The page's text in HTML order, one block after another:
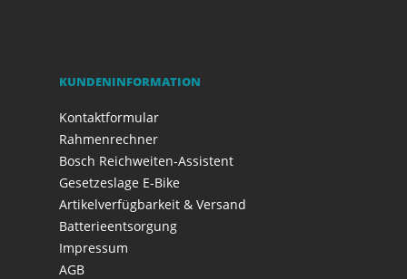
KUNDENINFORMATION
Kontaktformular
Rahmenrechner
Bosch Reichweiten-Assistent
Gesetzeslage E-Bike
Artikelverfügbarkeit & Versand
Batterieentsorgung
Impressum
AGB